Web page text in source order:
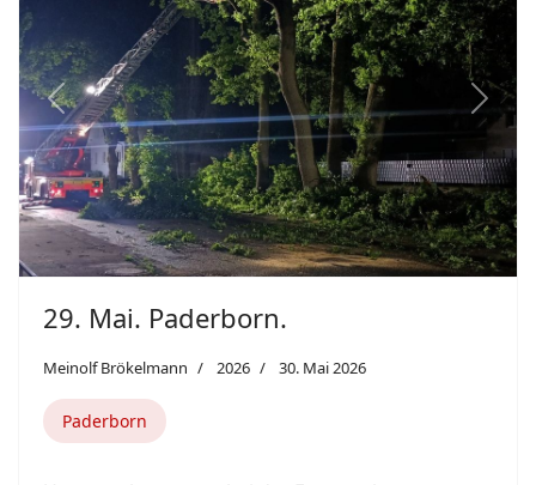
Previous Next
29. Mai. Paderborn.
Meinolf Brökelmann 2026 30. Mai 2026
Paderborn